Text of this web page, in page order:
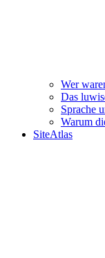
Wer
Das
Sprache
Warum
SiteAtlas